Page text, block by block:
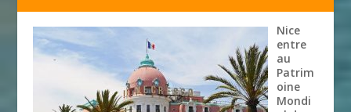
Nice
entre
au
Patrim
oine
Mondi